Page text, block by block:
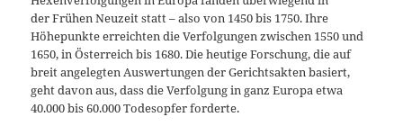
der Frühen Neuzeit statt – also von 1450 bis 1750. Ihre
Höhepunkte erreichten die Verfolgungen zwischen 1550 und
1650, in Österreich bis 1680. Die heutige Forschung, die auf
breit angelegten Auswertungen der Gerichtsakten basiert,
geht davon aus, dass die Verfolgung in ganz Europa etwa
40.000 bis 60.000 Todesopfer forderte.